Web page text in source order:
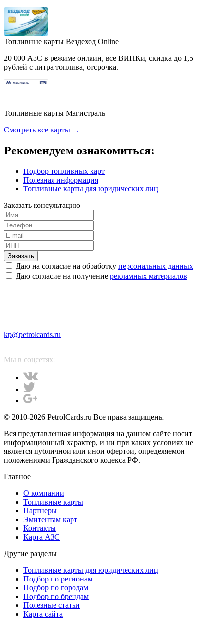
Топливные карты Вездеход Online
20 000 АЗС в режиме онлайн, все ВИНКи, скидка до 1,5
рублей с литра топлива, отсрочка.
Топливные карты Магистраль
Смотреть все карты →
Рекомендуем ознакомиться:
Подбор топливных карт
Полезная информация
Топливные карты для юридических лиц
Заказать консультацию
Заказать
Даю на согласие на обработку персональных данных
Даю согласие на получение рекламных материалов
kp@petrolcards.ru
Мы в соцсетях:
© 2010-2026 PetrolCards.ru Все права защищены
Вся представленная информация на данном сайте носит
информационный характер, и ни при каких условиях не
является публичной или иной офертой, определяемой
положениями Гражданского кодекса РФ.
Главное
О компании
Топливные карты
Партнеры
Эмитентам карт
Контакты
Карта АЗС
Другие разделы
Топливные карты для юридических лиц
Подбор по регионам
Подбор по городам
Подбор по брендам
Полезные статьи
Карта сайта